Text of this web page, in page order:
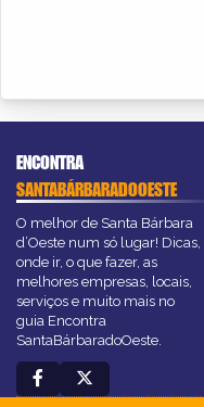
ENCONTRA
SANTABÁRBARADOOESTE
O melhor de Santa Bárbara
d’Oeste num só lugar! Dicas,
onde ir, o que fazer, as
melhores empresas, locais,
serviços e muito mais no
guia Encontra
SantaBárbaradoOeste.